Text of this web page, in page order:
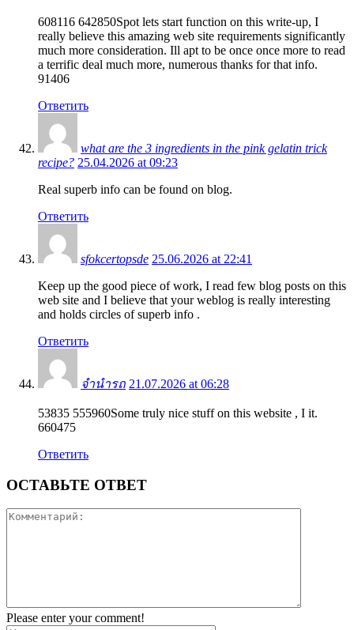
608116 642850Spot lets start function on this write-up, I
really believe this amazing web site requirements significantly
much more consideration. Ill apt to be once once more to read
a terrific deal much more, numerous thanks for that info.
91406
Ответить
what are the 3 ingredients in the pink gelatin trick
recipe? 25.04.2026 at 09:23
Real superb info can be found on blog.
Ответить
sfokcertopsde 25.06.2026 at 22:41
Keep up the good piece of work, I read few blog posts on this
web site and I believe that your weblog is really interesting
and holds circles of superb info .
Ответить
จำนำรถ 21.07.2026 at 06:28
53835 555960Some truly nice stuff on this website , I it.
660475
Ответить
ОСТАВЬТЕ ОТВЕТ
Please enter your comment!